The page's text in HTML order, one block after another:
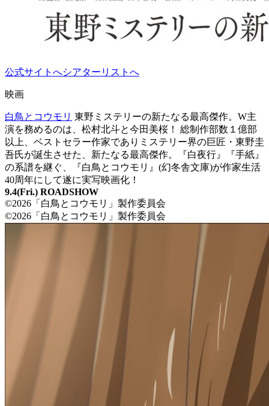
公式サイトへシアターリストへ
映画
白鳥とコウモリ 東野ミステリーの新たなる最高傑作。W主
演を務めるのは、松村北斗と今田美桜！ 総制作部数１億部
以上、ベストセラー作家でありミステリー界の巨匠・東野圭
吾氏が誕生させた、新たなる最高傑作。『白夜行』『手紙』
の系譜を継ぐ、『白鳥とコウモリ』(幻冬舎文庫)が作家生活
40周年にして遂に実写映画化！
9.4(Fri.) ROADSHOW
©2026「白鳥とコウモリ」製作委員会
©2026「白鳥とコウモリ」製作委員会